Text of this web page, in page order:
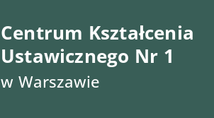
Centrum Kształcenia
Ustawicznego Nr 1
w Warszawie